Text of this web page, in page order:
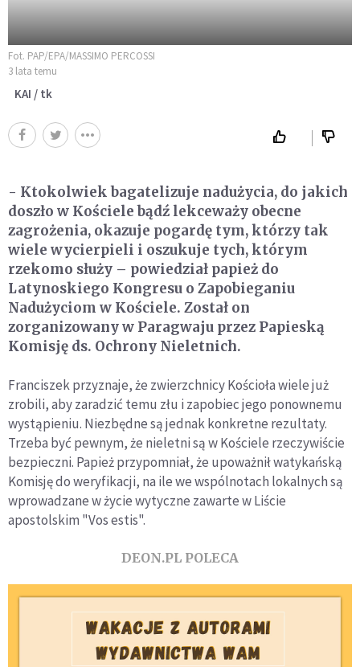
Fot. PAP/EPA/MASSIMO PERCOSSI
3 lata temu
KAI / tk
- Ktokolwiek bagatelizuje nadużycia, do jakich
doszło w Kościele bądź lekceważy obecne
zagrożenia, okazuje pogardę tym, którzy tak
wiele wycierpieli i oszukuje tych, którym
rzekomo służy – powiedział papież do
Latynoskiego Kongresu o Zapobieganiu
Nadużyciom w Kościele. Został on
zorganizowany w Paragwaju przez Papieską
Komisję ds. Ochrony Nieletnich.
Franciszek przyznaje, że zwierzchnicy Kościoła wiele już
zrobili, aby zaradzić temu złu i zapobiec jego ponownemu
wystąpieniu. Niezbędne są jednak konkretne rezultaty.
Trzeba być pewnym, że nieletni są w Kościele rzeczywiście
bezpieczni. Papież przypomniał, że upoważnił watykańską
Komisję do weryfikacji, na ile we wspólnotach lokalnych są
wprowadzane w życie wytyczne zawarte w Liście
apostolskim "Vos estis".
DEON.PL POLECA